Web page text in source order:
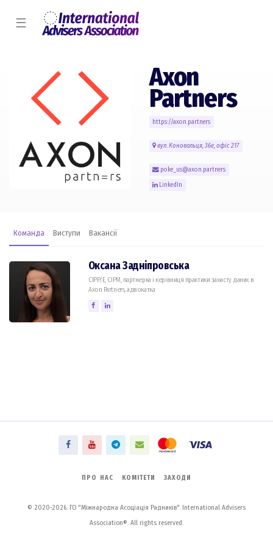
☰
Axon
Partners
https://axon.partners
вул. Коновальця, 36е, офіс 217
poke_us@axon.partners
LinkedIn
Команда Виступи Вакансії
Оксана Задніпровська
CIPP/E, CIPM, партнерка і керівниця практики захисту даних в
Axon Partners, адвокатка
ПРО НАС КОМІТЕТИ ЗАХОДИ
© 2020-2026. ГО "Міжнародна Асоціація Радників". International Advisers
Association®. All rights reserved.